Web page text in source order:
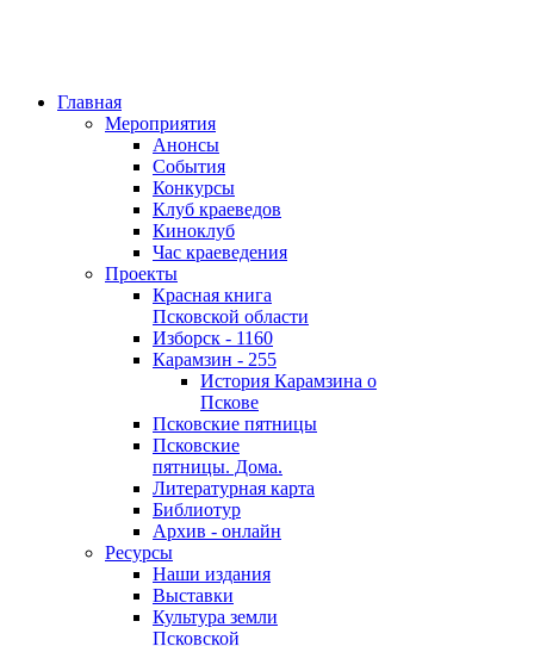
Главная
Мероприятия
Анонсы
События
Конкурсы
Клуб краеведов
Киноклуб
Час краеведения
Проекты
Красная книга
Псковской области
Изборск - 1160
Карамзин - 255
История Карамзина о
Пскове
Псковские пятницы
Псковские
пятницы. Дома.
Литературная карта
Библиотур
Архив - онлайн
Ресурсы
Наши издания
Выставки
Культура земли
Псковской